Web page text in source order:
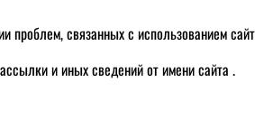
проблем, связанных с использованием
и иных сведений от имени сайта .